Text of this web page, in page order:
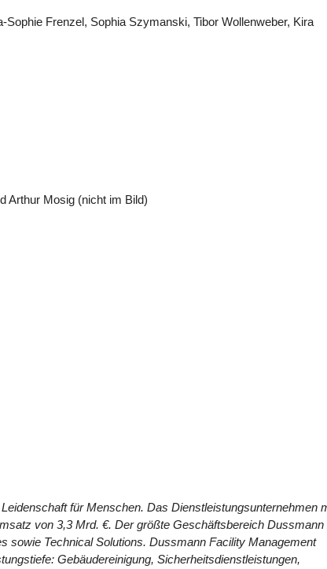
Frenzel, Sophia Szymanski, Tibor Wollenweber, Kira
Arthur Mosig (nicht im Bild)
fürMenschen. Das Dienstleistungsunternehmen
von 3,3 Mrd. €. Der größte Geschäftsbereich Dussmann
sowie TechnicalSolutions. Dussmann Facility Management
Gebäudereinigung, Sicherheitsdienstleistungen,